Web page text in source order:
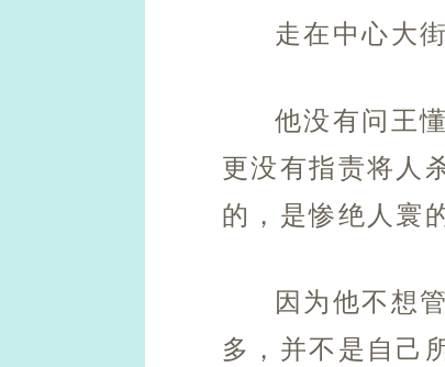
走在中心大
他没有问王
更没有指责将人
的，是惨绝人寰的
因为他不想
多，并不是自己